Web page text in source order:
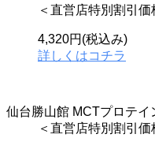
＜直営店特別割引価
4,320円(税込み)
詳しくはコチラ
仙台勝山館 MCTプロテイ
＜直営店特別割引価